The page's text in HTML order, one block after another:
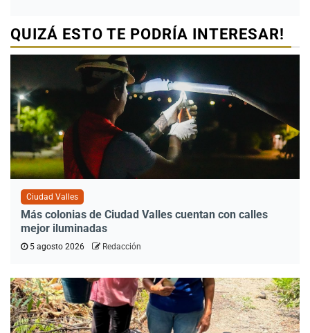
QUIZÁ ESTO TE PODRÍA INTERESAR!
Ciudad Valles
Más colonias de Ciudad Valles cuentan con calles
mejor iluminadas
5 agosto 2026 Redacción